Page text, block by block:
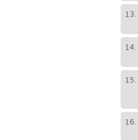
13.
14.
15.
16.